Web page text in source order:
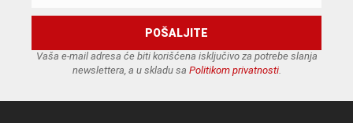
Vaša e-mail adresa će biti korišćena isključivo za potrebe slanja
newslettera, a u skladu sa Politikom privatnosti.